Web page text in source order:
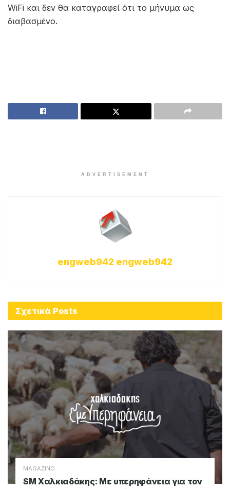
WiFi και δεν θα καταγραφεί ότι το μήνυμα ως
διαβασμένο.
ADVERTISEMENT
engweb942 engweb942
Σχετικά Posts
MAGAZINO
SM Χαλκιαδάκης: Με υπερηφάνεια για τον